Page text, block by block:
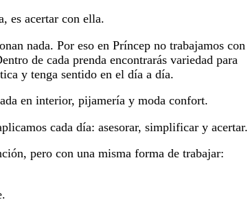
es acertar con ella.
nada. Por eso en Príncep no trabajamos con
de cada prenda encontrarás variedad para
y tenga sentido en el día a día.
en interior, pijamería y moda confort.
cada día: asesorar, simplificar y acertar.
pero con una misma forma de trabajar: